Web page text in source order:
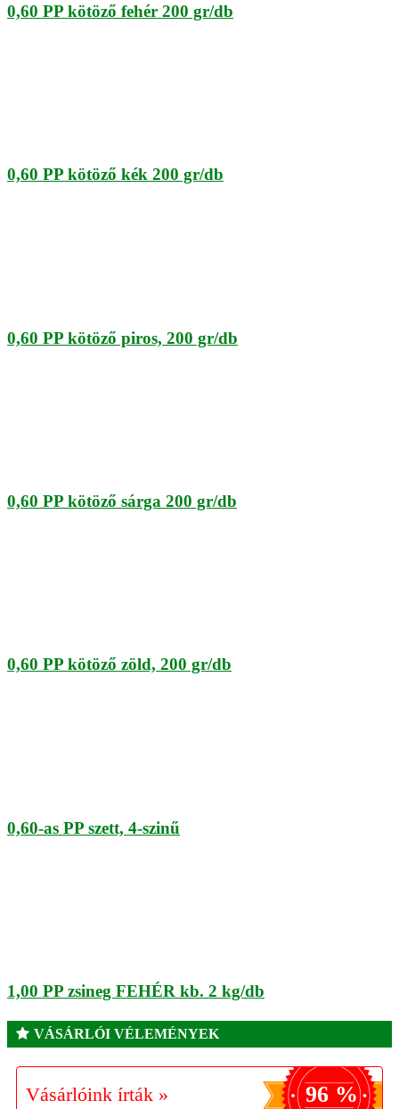
0,60 PP kötöző fehér 200 gr/db
0,60 PP kötöző kék 200 gr/db
0,60 PP kötöző piros, 200 gr/db
0,60 PP kötöző sárga 200 gr/db
0,60 PP kötöző zöld, 200 gr/db
0,60-as PP szett, 4-szinű
1,00 PP zsineg FEHÉR kb. 2 kg/db
VÁSÁRLÓI VÉLEMÉNYEK
Vásárlóink írták » 96 %